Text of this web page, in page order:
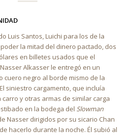
Luis Santos, Luichi para los de la
la mitad del dinero pactado, dos
en billetes usados que el
Alkasser le entregó en un
cuero negro al borde mismo de la
siniestro cargamento, que incluía
y otras armas de similar carga
en la bodega del Slowman
Nasser dirigidos por su sicario Chan
hacerlo durante la noche. Él subió al